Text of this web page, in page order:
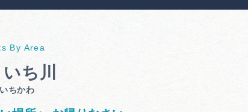
いち川
ちかわ